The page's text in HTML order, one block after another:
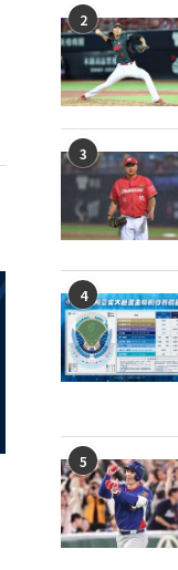
從日職開始注意張
拆彈特質
2026 年 8
2
3
4
5